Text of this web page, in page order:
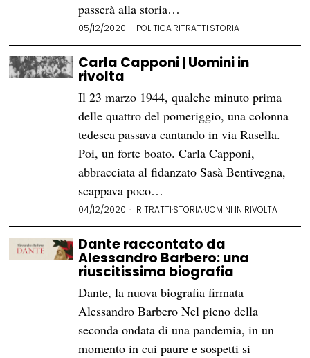
passerà alla storia…
05/12/2020 POLITICA·RITRATTI·STORIA
Carla Capponi | Uomini in
rivolta
Il 23 marzo 1944, qualche minuto prima
delle quattro del pomeriggio, una colonna
tedesca passava cantando in via Rasella.
Poi, un forte boato. Carla Capponi,
abbracciata al fidanzato Sasà Bentivegna,
scappava poco…
04/12/2020 RITRATTI·STORIA·UOMINI IN RIVOLTA
Dante raccontato da
Alessandro Barbero: una
riuscitissima biografia
Dante, la nuova biografia firmata
Alessandro Barbero Nel pieno della
seconda ondata di una pandemia, in un
momento in cui paure e sospetti si